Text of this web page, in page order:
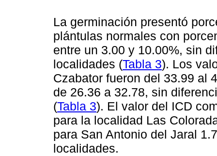
La germinación presentó
plántulas normales con
entre un 3.00 y 10.00%, sin
localidades (Tabla 3). Los
Czabator fueron del 33.99 al
de 26.36 a 32.78, sin
(Tabla 3). El valor del ICD
para la localidad Las
para San Antonio del Jaral
localidades.